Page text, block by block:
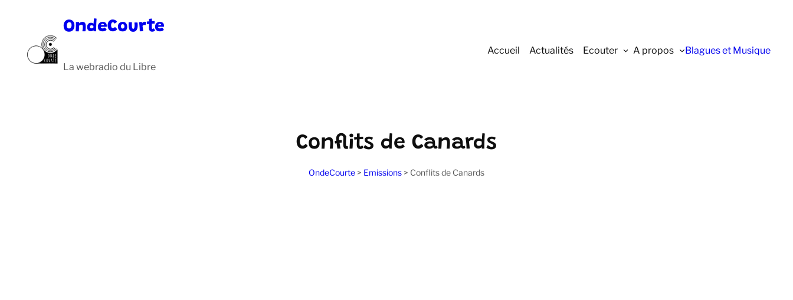
OndeCourte
La webradio du Libre
Accueil Actualités Ecouter A propos Blagues et Musique
Conflits de Canards
OndeCourte > Emissions > Conflits de Canards